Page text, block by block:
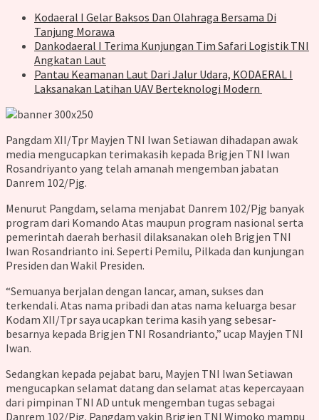
Kodaeral I Gelar Baksos Dan Olahraga Bersama Di
Tanjung Morawa
Dankodaeral I Terima Kunjungan Tim Safari Logistik TNI
Angkatan Laut
Pantau Keamanan Laut Dari Jalur Udara, KODAERAL I
Laksanakan Latihan UAV Berteknologi Modern ‎
Pangdam XII/Tpr Mayjen TNI Iwan Setiawan dihadapan awak
media mengucapkan terimakasih kepada Brigjen TNI Iwan
Rosandriyanto yang telah amanah mengemban jabatan
Danrem 102/Pjg.
Menurut Pangdam, selama menjabat Danrem 102/Pjg banyak
program dari Komando Atas maupun program nasional serta
pemerintah daerah berhasil dilaksanakan oleh Brigjen TNI
Iwan Rosandrianto ini. Seperti Pemilu, Pilkada dan kunjungan
Presiden dan Wakil Presiden.
“Semuanya berjalan dengan lancar, aman, sukses dan
terkendali. Atas nama pribadi dan atas nama keluarga besar
Kodam XII/Tpr saya ucapkan terima kasih yang sebesar-
besarnya kepada Brigjen TNI Rosandrianto,” ucap Mayjen TNI
Iwan.
Sedangkan kepada pejabat baru, Mayjen TNI Iwan Setiawan
mengucapkan selamat datang dan selamat atas kepercayaan
dari pimpinan TNI AD untuk mengemban tugas sebagai
Danrem 102/Pjg. Pangdam yakin Brigjen TNI Wimoko mampu